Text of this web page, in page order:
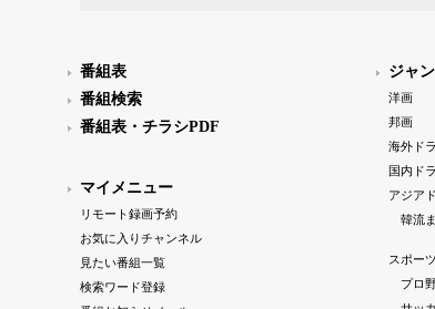
番組表
番組検索
番組表・チラシPDF
マイメニュー
リモート録画予約
お気に入りチャンネル
見たい番組一覧
検索ワード登録
ジャ
洋画
邦画
海外ド
国内ド
アジア
韓流
スポーツ
プロ